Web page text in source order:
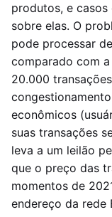
produtos, e
sobre elas. O
pode processar
comparado com
20.000
econômicos
suas transações
leva a um leilão
que o preço das
momentos de
endereço da rede